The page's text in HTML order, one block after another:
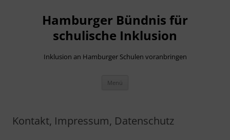
Hamburger Bündnis für
schulische Inklusion
Inklusion an Hamburger Schulen voranbringen
Menü
Kontakt, Impressum, Datenschutz